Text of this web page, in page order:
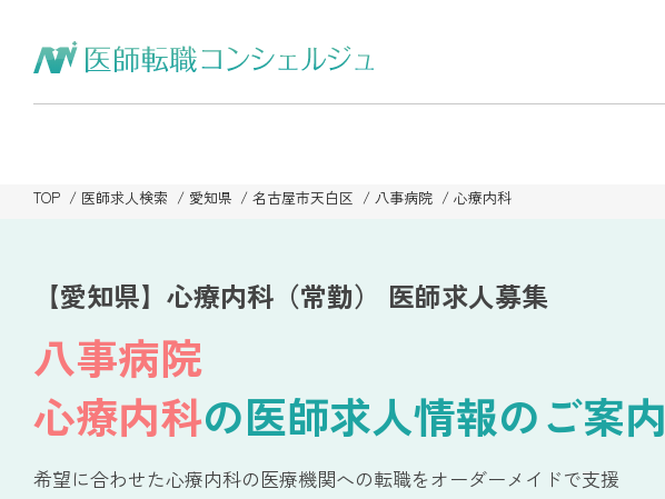
TOP 医師求人検索 愛知県 名古屋市天白区 八事病院 心療内科
【愛知県】心療内科（常勤） 医師求人募集
八事病院
心療内科の医師求人情報のご案内
希望に合わせた心療内科の医療機関への転職をオーダーメイドで支援